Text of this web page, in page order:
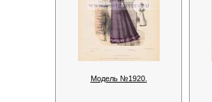
Модель №1920.